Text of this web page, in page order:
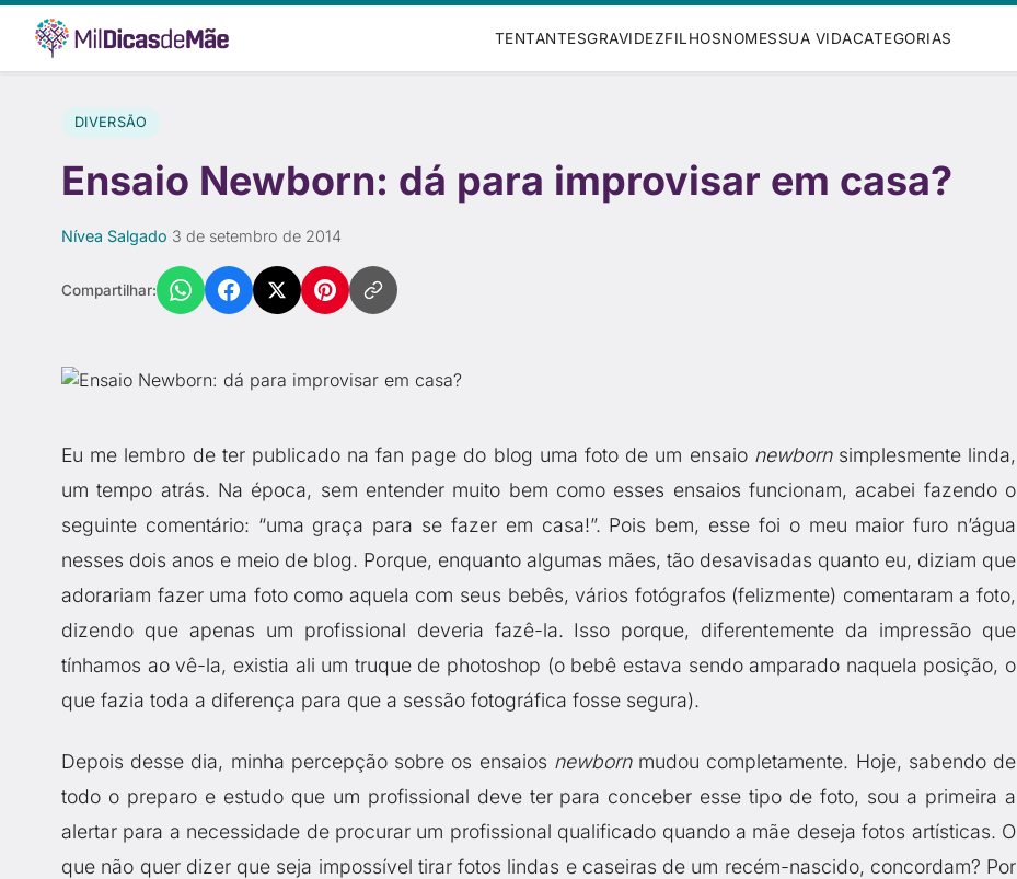
TENTANTESGRAVIDEZFILHOSNOMESSUA VIDACATEGORIAS
DIVERSÃO
Ensaio Newborn: dá para improvisar em casa?
Nívea Salgado 3 de setembro de 2014
Compartilhar:
Eu me lembro de ter publicado na fan page do blog uma foto de um ensaio newbornsimplesmente linda,
um tempo atrás. Na época, sem entender muito bem como esses ensaios funcionam, acabei fazendo o
seguinte comentário: “uma graça para se fazer em casa!”. Pois bem, esse foi o meu maior furo n’água
nesses dois anos e meio de blog. Porque, enquanto algumas mães, tão desavisadas quanto eu, diziam que
adorariam fazer uma foto como aquela com seus bebês, vários fotógrafos (felizmente) comentaram a foto,
dizendo que apenas um profissional deveria fazê-la. Isso porque, diferentemente da impressão que
tínhamos ao vê-la, existia ali um truque de photoshop (o bebê estava sendo amparado naquela posição, o
que fazia toda a diferença para que a sessão fotográfica fosse segura).
Depois desse dia, minha percepção sobre os ensaios newbornmudou completamente. Hoje, sabendo de
todo o preparo e estudo que um profissional deve ter para conceber esse tipo de foto, sou a primeira a
alertar para a necessidade de procurar um profissional qualificado quando a mãe deseja fotos artísticas. O
que não quer dizer que seja impossível tirar fotos lindas e caseiras de um recém-nascido, concordam? Por